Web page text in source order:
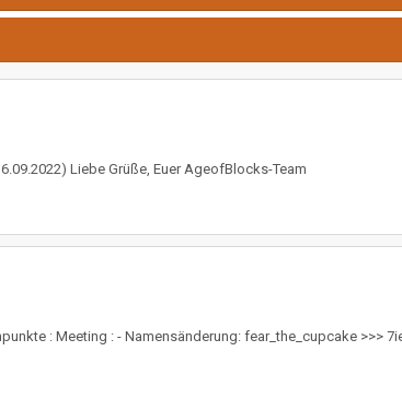
Liebe Grüße, Euer AgeofBlocks-Team
: Meeting : - Namensänderung: fear_the_cupcake >>>